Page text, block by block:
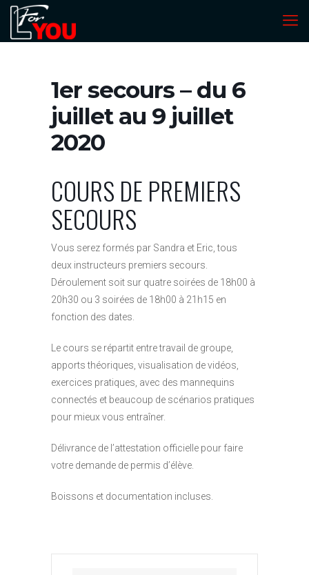
1er secours – du 6
juillet au 9 juillet
2020
COURS DE PREMIERS
SECOURS
Vous serez formés par Sandra et Eric, tous
deux instructeurs premiers secours.
Déroulement soit sur quatre soirées de 18h00 à
20h30 ou 3 soirées de 18h00 à 21h15 en
fonction des dates.
Le cours se répartit entre travail de groupe,
apports théoriques, visualisation de vidéos,
exercices pratiques, avec des mannequins
connectés et beaucoup de scénarios pratiques
pour mieux vous entraîner.
Délivrance de l’attestation officielle pour faire
votre demande de permis d’élève.
Boissons et documentation incluses.